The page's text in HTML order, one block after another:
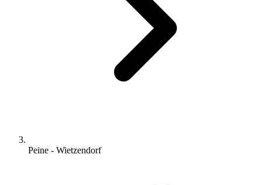
Peine - Wietzendorf